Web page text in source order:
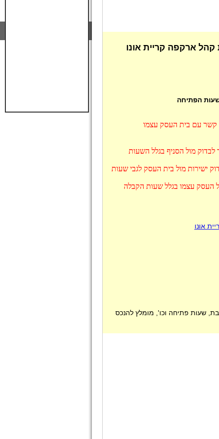
ארקפה קריית אונו
הפתיחה
קשר עם בית העסק עצמו
מול הסניף בגלל השעות
ישירות מול בית העסק לגבי שעות
העסק עצמו בגלל שעות הקבלה
אונו
שעות פתיחה וכו', מומלץ להנכס